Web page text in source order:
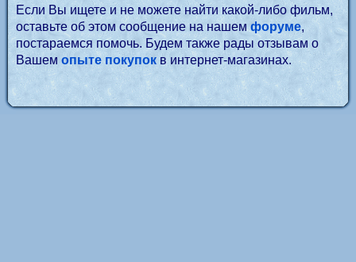
Если Вы ищете и не можете найти какой-либо фильм,
оставьте об этом сообщение на нашемфоруме,
постараемся помочь. Будем также рады отзывам о
Вашем опыте покупок в интернет-магазинах.